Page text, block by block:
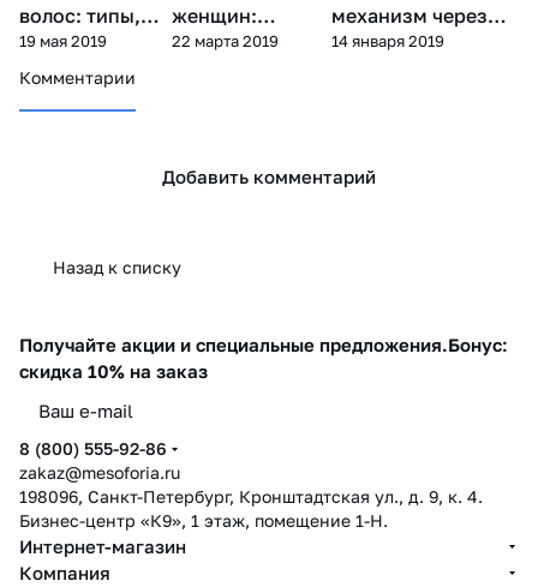
волос: типы,
состав и
подбор по типу
19 мая 2019
женщин:
причины, тест
22 марта 2019
механизм через
серу, дефицит и
14 января 2019
Комментарии
Добавить комментарий
Назад к списку
Получайте акции и специальные предложения.Бонус:
скидка 10% на заказ
8 (800) 555-92-86
zakaz@mesoforia.ru
198096, Санкт-Петербург, Кронштадтская ул., д. 9, к. 4.
Бизнес-центр «К9», 1 этаж, помещение 1-Н.
Интернет-магазин
Компания